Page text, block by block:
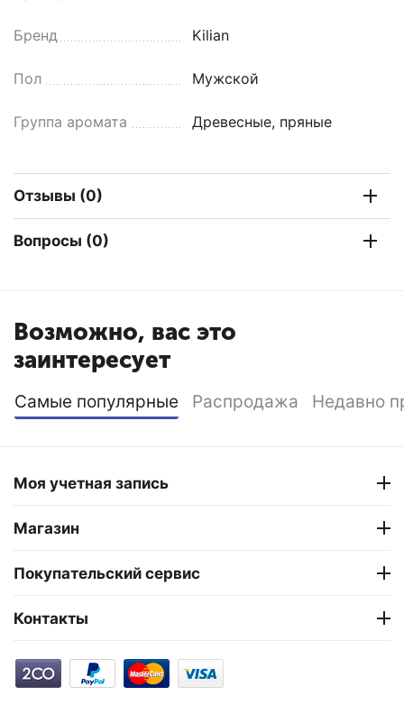
Бренд Kilian
Пол Мужской
Группа аромата Древесные, пряные
Отзывы (0)
Вопросы (0)
Возможно, вас это
заинтересует
Самые популярные Распродажа Недавно
Моя учетная запись
Магазин
Покупательский сервис
Контакты